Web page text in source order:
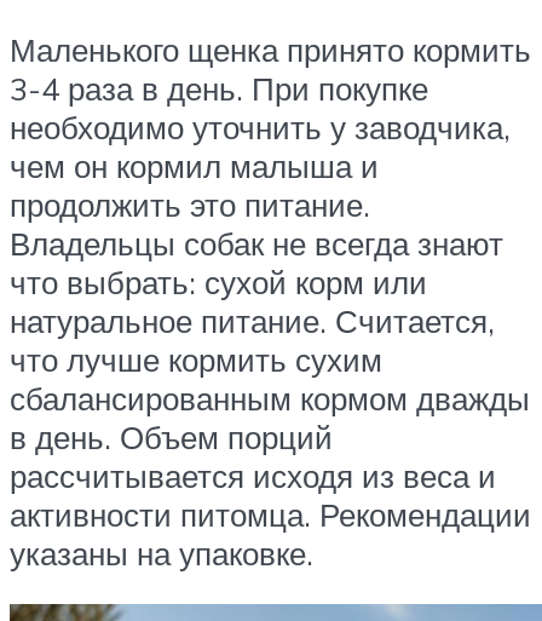
Маленького щенка принято кормить
3-4 раза в день. При покупке
необходимо уточнить у заводчика,
чем он кормил малыша и
продолжить это питание.
Владельцы собак не всегда знают
что выбрать: сухой корм или
натуральное питание. Считается,
что лучше кормить сухим
сбалансированным кормом дважды
в день. Объем порций
рассчитывается исходя из веса и
активности питомца. Рекомендации
указаны на упаковке.